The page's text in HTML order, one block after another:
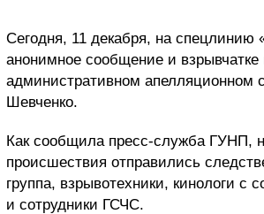
Сегодня, 11 декабря, на спецлинию
анонимное сообщение и
административном апелляционном
Шевченко.
Как сообщила пресс-служба ГУНП,
происшествия отправились
группа, взрывотехники, кинологи с
и сотрудники ГСЧС.